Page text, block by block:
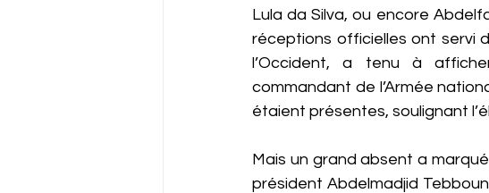
Lula da Silva, ou encore
réceptions officielles ont servi
l’Occident, a tenu à
commandant de l’Armée
étaient présentes, soulignant
Mais un grand absent a marqué
président Abdelmadjid